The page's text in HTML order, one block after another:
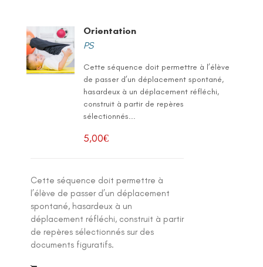
Orientation
PS
Cette séquence doit permettre à l’élève
de passer d’un déplacement spontané,
hasardeux à un déplacement réfléchi,
construit à partir de repères
sélectionnés...
5,00€
Cette séquence doit permettre à
l’élève de passer d’un déplacement
spontané, hasardeux à un
déplacement réfléchi, construit à partir
de repères sélectionnés sur des
documents figuratifs.